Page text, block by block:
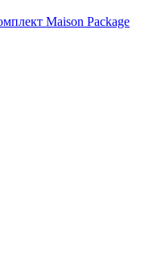
Maison Package